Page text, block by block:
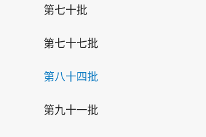
第七十批
第七十七批
第八十四批
第九十一批